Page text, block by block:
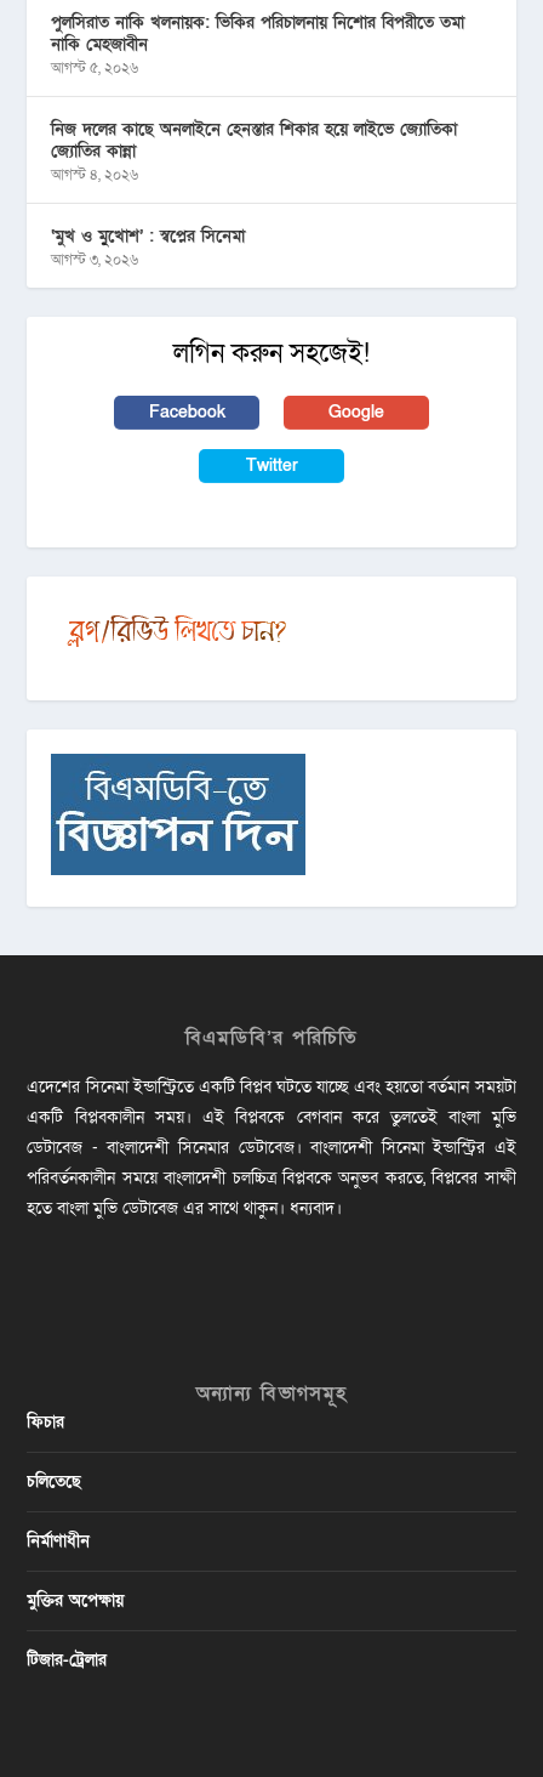
পুলসিরাত নাকি খলনায়ক: ভিকির পরিচালনায় নিশোর বিপরীতে তমা
নাকি মেহজাবীন
আগস্ট ৫, ২০২৬
নিজ দলের কাছে অনলাইনে হেনস্তার শিকার হয়ে লাইভে জ্যোতিকা
জ্যোতির কান্না
আগস্ট ৪, ২০২৬
‘মুখ ও মু্খোশ’ : স্বপ্নের সিনেমা
আগস্ট ৩, ২০২৬
লগিন করুন সহজেই!
Facebook Google
Twitter
বিএমডিবি’র পরিচিতি
এদেশের সিনেমা ইন্ডাস্ট্রিতে একটি বিপ্লব ঘটতে যাচ্ছে এবং হয়তো বর্তমান সময়টা
একটি বিপ্লবকালীন সময়। এই বিপ্লবকে বেগবান করে তুলতেই বাংলা মুভি
ডেটাবেজ - বাংলাদেশী সিনেমার ডেটাবেজ। বাংলাদেশী সিনেমা ইন্ডাস্ট্রির এই
পরিবর্তনকালীন সময়ে বাংলাদেশী চলচ্চিত্র বিপ্লবকে অনুভব করতে, বিপ্লবের সাক্ষী
হতে বাংলা মুভি ডেটাবেজ এর সাথে থাকুন। ধন্যবাদ।
অন্যান্য বিভাগসমূহ
ফিচার
চলিতেছে
নির্মাণাধীন
মুক্তির অপেক্ষায়
টিজার-ট্রেলার